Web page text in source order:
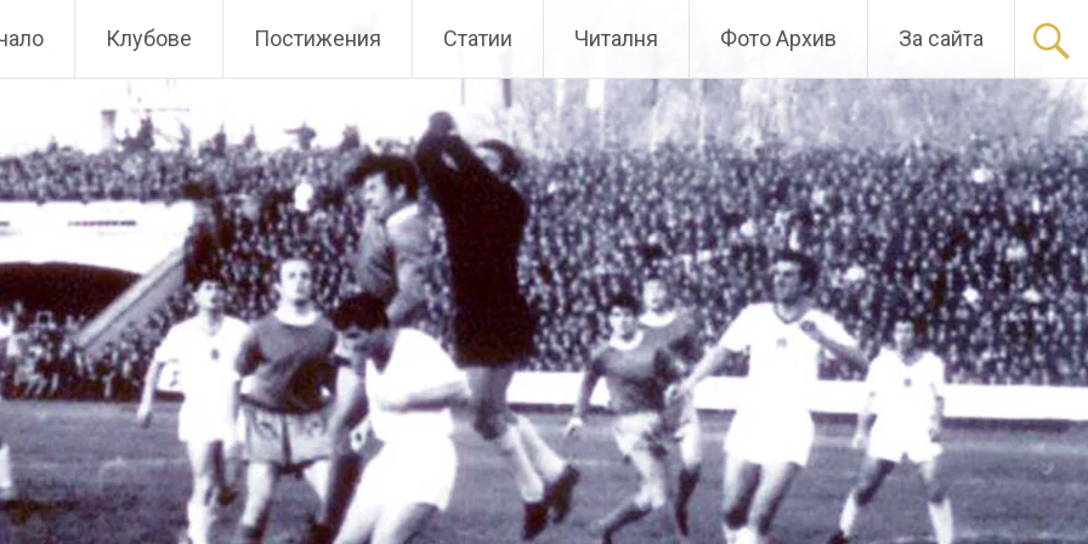
Клубове Постижения Статии Читалня Фото Архив За сайта